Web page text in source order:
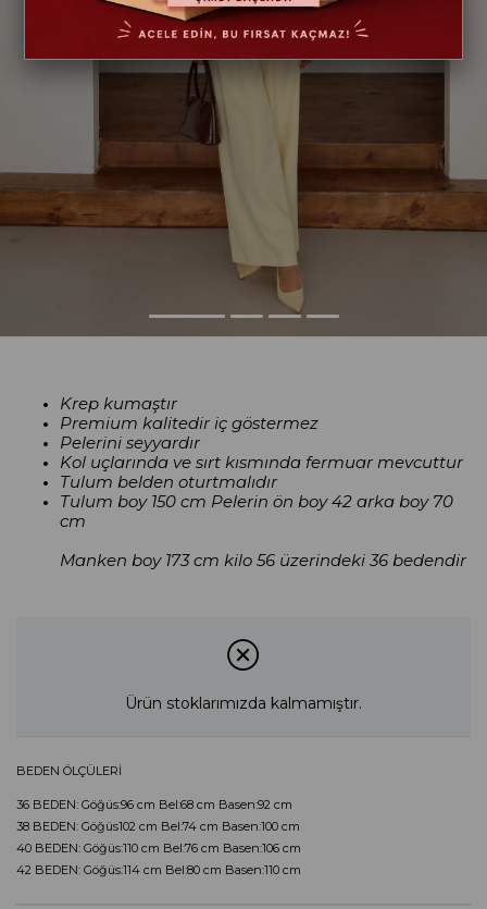
Krep kumaştır
Premium kalitedir iç göstermez
Pelerini seyyardır
Kol uçlarında ve sırt kısmında fermuar mevcuttur
Tulum belden oturtmalıdır
Tulum boy 150 cm Pelerin ön boy 42 arka boy 70
cm
Manken boy 173 cm kilo 56 üzerindeki 36 bedendir
Ürün stoklarımızda kalmamıştır.
BEDEN ÖLÇÜLERİ
36 BEDEN: Göğüs:96 cm Bel:68 cm Basen:92 cm
38 BEDEN: Göğüs102 cm Bel:74 cm Basen:100 cm
40 BEDEN: Göğüs:110 cm Bel:76 cm Basen:106 cm
42 BEDEN: Göğüs:114 cm Bel:80 cm Basen:110 cm